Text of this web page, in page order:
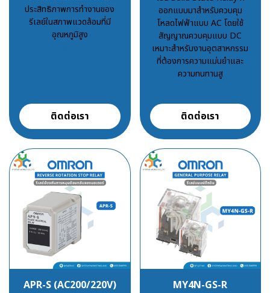
ประสิทธิภาพการทำงานของ
รีเลย์ในสภาพแวดล้อมที่มี
อุณหภูมิสูง
ติดต่อเรา
ออกแบบมาสำหรับควบคุม
โหลดไฟฟ้าแบบ AC โดยใช้
สัญญาณควบคุมแบบ DC
เหมาะสำหรับงานอุตสาหกรรม
ที่ต้องการความแม่นยำและ
ความทนทานสู
ติดต่อเรา
APR-S (AC200/220V) MY4N-GS-R